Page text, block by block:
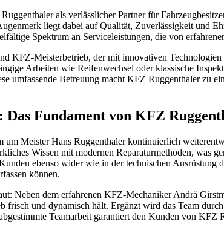
als verlässlicher Partner für
liegt dabei auf Qualität, Zuverlässigkeit und
Spektrum an Serviceleistungen, die von
KFZ-Meisterbetrieb, der mit innovativen
Arbeiten wie Reifenwechsel oder klassische
umfassende Betreuung macht KFZ Ruggenthaler zu
Fundament von KFZ
um Meister Hans Ruggenthaler kontinuierlich
Wissen mit modernen Reparaturmethoden, was
ebenso wider wie in der technischen Ausrüstung
können.
Neben dem erfahrenen KFZ-Mechaniker Andrä
frisch und dynamisch hält. Ergänzt wird das Team
Teamarbeit garantiert den Kunden von